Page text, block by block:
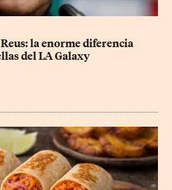
la enorme diferencia
del LA Galaxy